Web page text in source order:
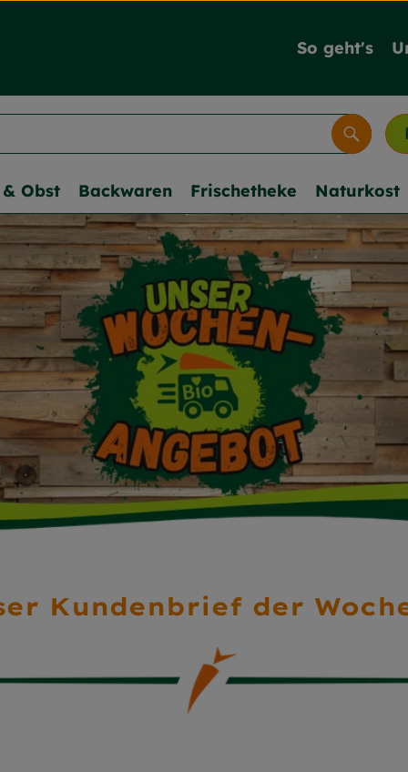
So geht's
Obst Backwaren Frischetheke Naturkost
Kundenbrief der